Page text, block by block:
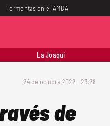
Tormentas en el AMBA
La Joaqui
24 de octubre 2022 - 23:28
de